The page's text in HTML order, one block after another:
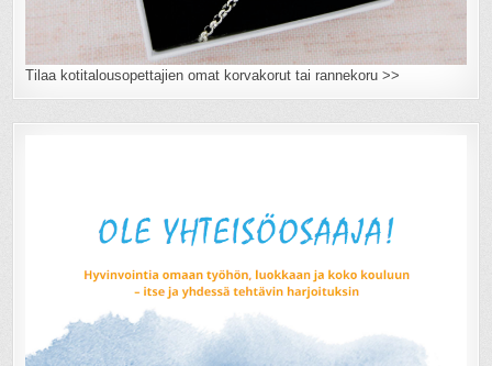
Tilaa kotitalousopettajien omat korvakorut tai rannekoru >>